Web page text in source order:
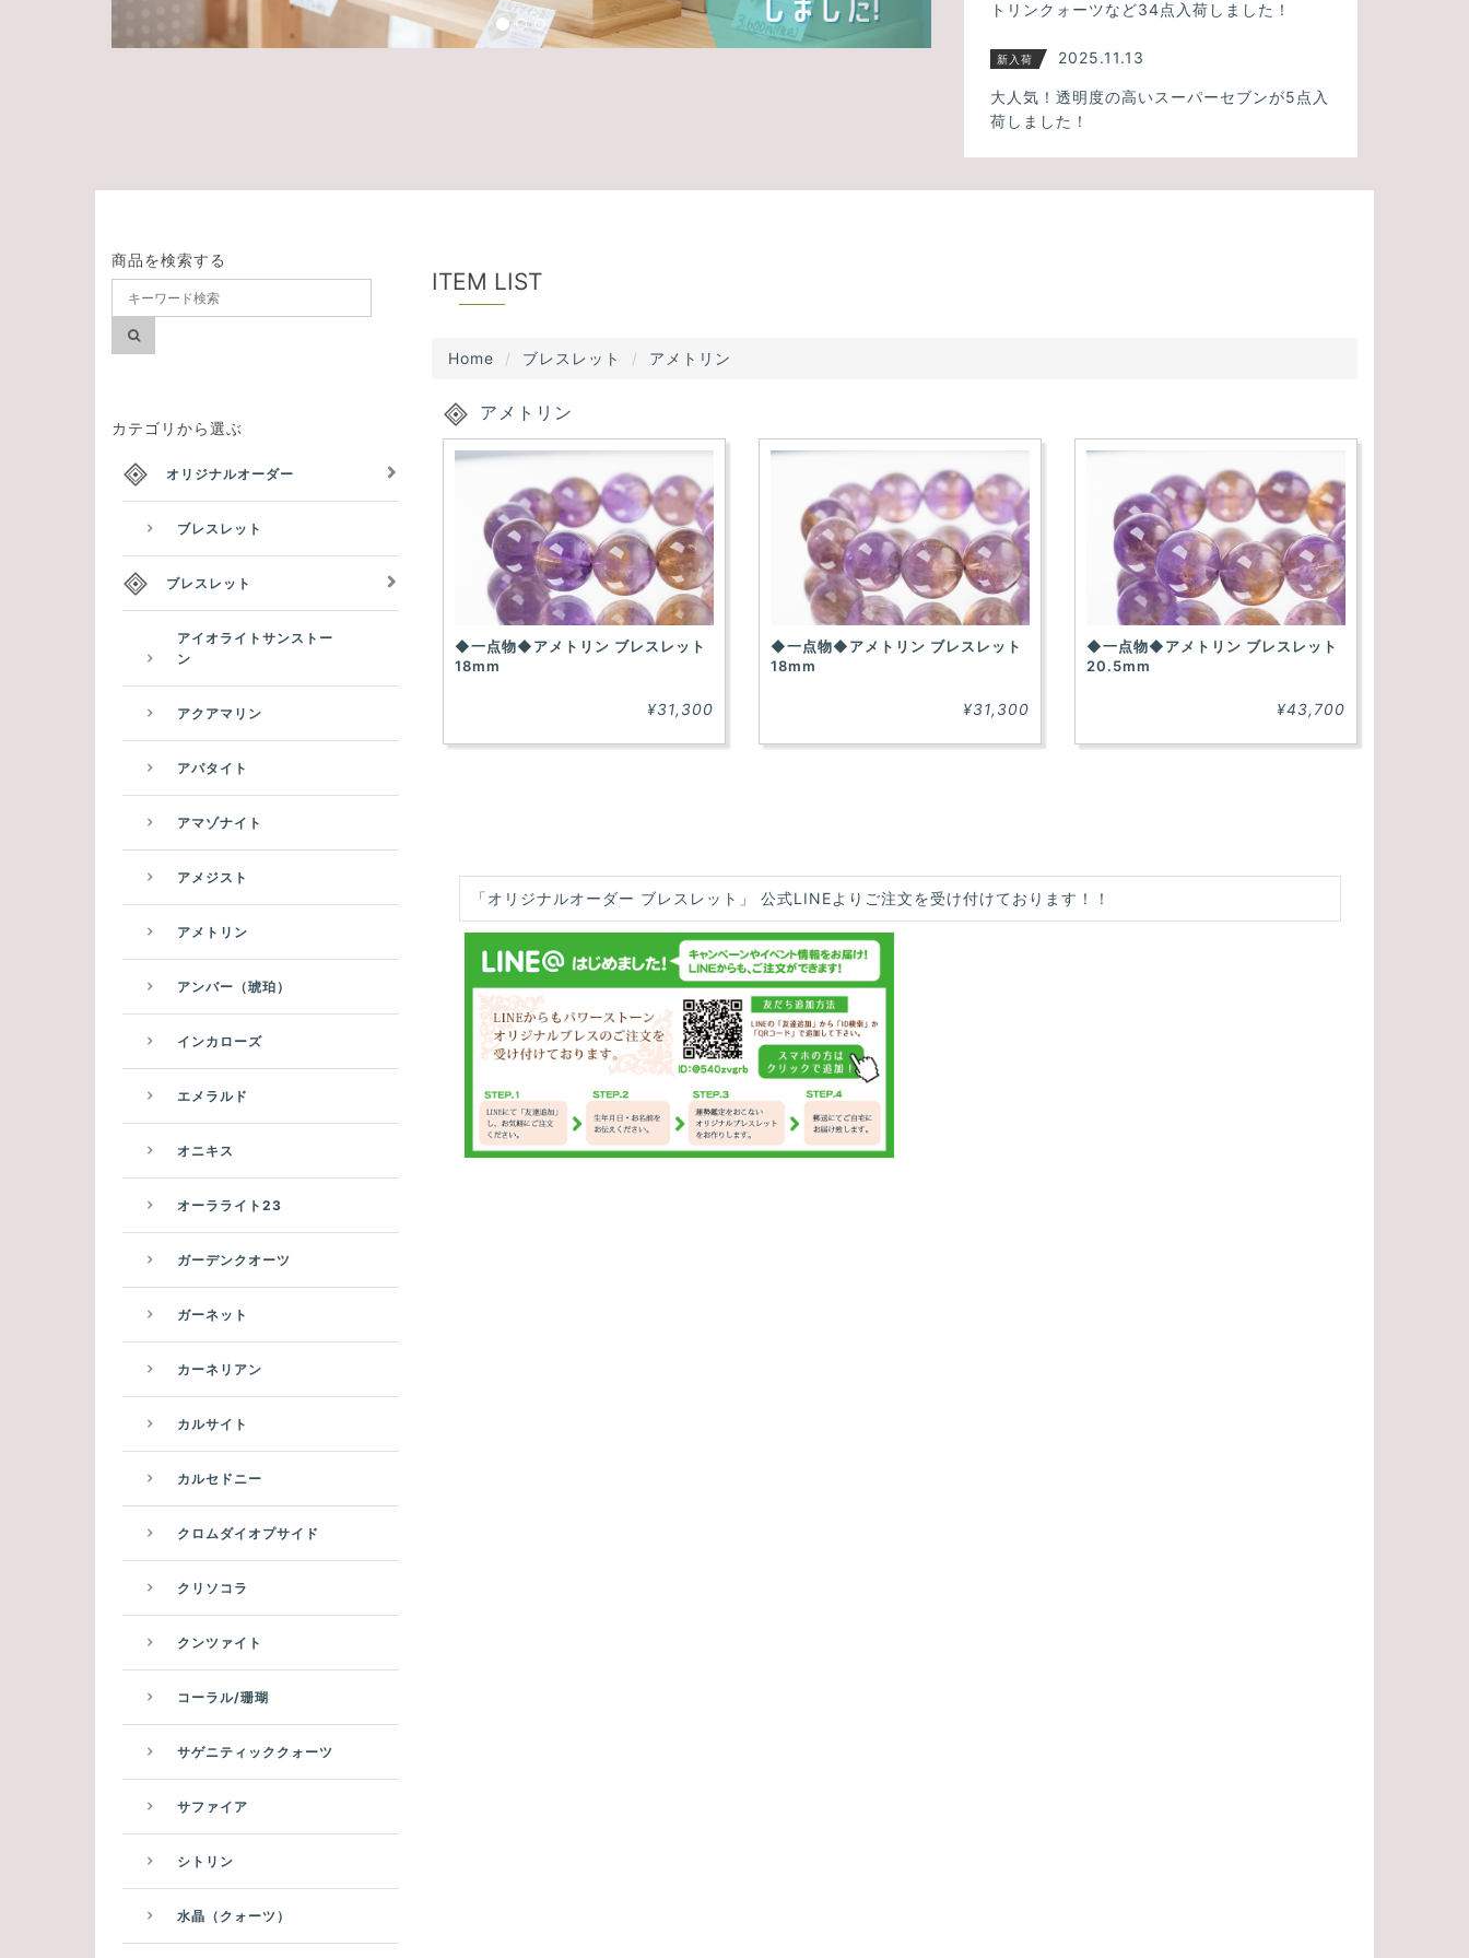
トリンクォーツなど34点入荷しました！
新入荷 2025.11.13
大人気！透明度の高いスーパーセブンが5点入
荷しました！
ITEM LIST
Home ブレスレット アメトリン
アメトリン
◆一点物◆アメトリン ブレスレット
18mm
¥31,300
◆一点物◆アメトリン ブレスレット
18mm
¥31,300
◆一点物◆アメトリン ブレスレット
20.5mm
¥43,700
「オリジナルオーダー ブレスレット」 公式LINEよりご注文を受け付けております！！
商品を検索する
カテゴリから選ぶ
オリジナルオーダー
ブレスレット
ブレスレット
アイオライトサンストー
ン
アクアマリン
アパタイト
アマゾナイト
アメジスト
アメトリン
アンバー（琥珀）
インカローズ
エメラルド
オニキス
オーラライト23
ガーデンクオーツ
ガーネット
カーネリアン
カルサイト
カルセドニー
クロムダイオプサイド
クリソコラ
クンツァイト
コーラル/珊瑚
サゲニティッククォーツ
サファイア
シトリン
水晶（クォーツ）